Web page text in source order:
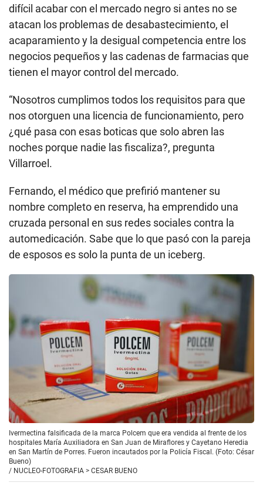
difícil acabar con el mercado negro si antes no se
atacan los problemas de desabastecimiento, el
acaparamiento y la desigual competencia entre los
negocios pequeños y las cadenas de farmacias que
tienen el mayor control del mercado.
“Nosotros cumplimos todos los requisitos para que
nos otorguen una licencia de funcionamiento, pero
¿qué pasa con esas boticas que solo abren las
noches porque nadie las fiscaliza?, pregunta
Villarroel.
Fernando, el médico que prefirió mantener su
nombre completo en reserva, ha emprendido una
cruzada personal en sus redes sociales contra la
automedicación. Sabe que lo que pasó con la pareja
de esposos es solo la punta de un iceberg.
Ivermectina falsificada de la marca Polcem que era vendida al frente de los
hospitales María Auxiliadora en San Juan de Miraflores y Cayetano Heredia
en San Martín de Porres. Fueron incautados por la Policía Fiscal. (Foto: César
Bueno)
/ NUCLEO-FOTOGRAFIA > CESAR BUENO